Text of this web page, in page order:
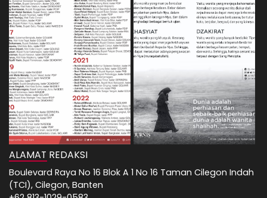
ALAMAT REDAKSI
Boulevard Raya No 16 Blok A 1 No 16 Taman Cilegon Indah
(TCI), Cilegon, Banten